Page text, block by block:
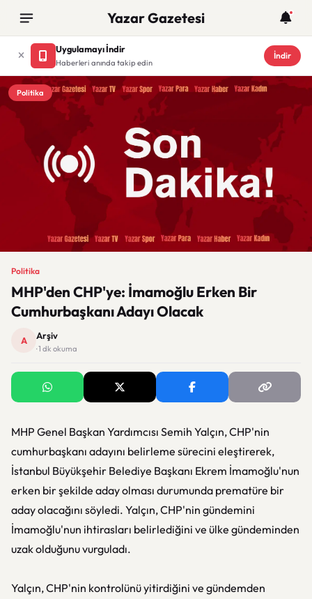
Yazar Gazetesi
Uygulamayı İndir
Haberleri anında takip edin
İndir
Politika
Politika
MHP'den CHP'ye: İmamoğlu Erken Bir
Cumhurbaşkanı Adayı Olacak
A Arşiv
· 1 dk okuma
MHP Genel Başkan Yardımcısı Semih Yalçın, CHP'nin
cumhurbaşkanı adayını belirleme sürecini eleştirerek,
İstanbul Büyükşehir Belediye Başkanı Ekrem İmamoğlu'nun
erken bir şekilde aday olması durumunda prematüre bir
aday olacağını söyledi. Yalçın, CHP'nin gündemini
İmamoğlu'nun ihtirasları belirlediğini ve ülke gündeminden
uzak olduğunu vurguladı.
Yalçın, CHP'nin kontrolünü yitirdiğini ve gündemden